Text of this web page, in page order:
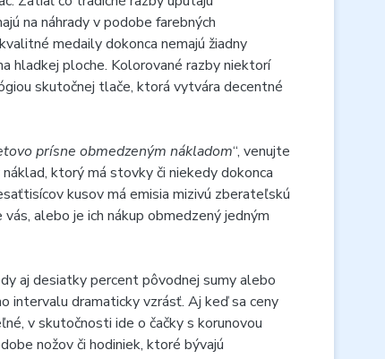
na náhrady v podobe farebných
medaily dokonca nemajú žiadny
hladkej ploche. Kolorované razby niektorí
skutočnej tlače, ktorá vytvára decentné
prísne obmedzeným nákladom“, venujte
ktorý má stovky či niekedy dokonca
kusov má emisia mizivú zberateľskú
alebo je ich nákup obmedzený jedným
aj desiatky percent pôvodnej sumy alebo
intervalu dramaticky vzrásť. Aj keď sa ceny
v skutočnosti ide o čačky s korunovou
nožov či hodiniek, ktoré bývajú